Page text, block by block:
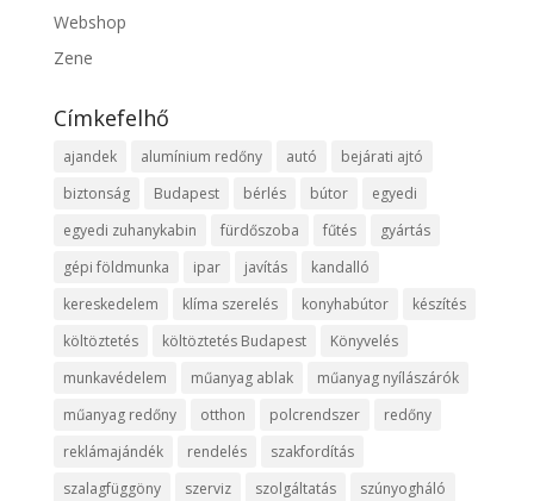
Webshop
Zene
Címkefelhő
ajandek alumínium redőny autó
bejárati ajtó
biztonság
Budapest bérlés bútor
egyedi
egyedi zuhanykabin
fürdőszoba fűtés
gyártás
gépi földmunka
ipar javítás
kandalló
kereskedelem
klíma szerelés konyhabútor
készítés
költöztetés
költöztetés Budapest
Könyvelés
munkavédelem
műanyag ablak
műanyag nyílászárók
műanyag redőny
otthon polcrendszer
redőny
reklámajándék
rendelés
szakfordítás
szalagfüggöny
szerviz szolgáltatás szúnyogháló